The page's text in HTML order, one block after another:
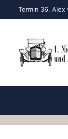
Inhalt
Termin 36. Alex